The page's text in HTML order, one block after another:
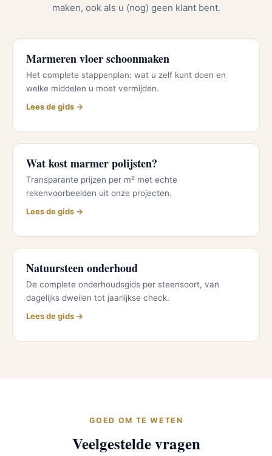
maken, ook als u (nog) geen klant bent.
Marmeren vloer schoonmaken
Het complete stappenplan: wat u zelf kunt doen en
welke middelen u moet vermijden.
Lees de gids →
Wat kost marmer polijsten?
Transparante prijzen per m² met echte
rekenvoorbeelden uit onze projecten.
Lees de gids →
Natuursteen onderhoud
De complete onderhoudsgids per steensoort, van
dagelijks dweilen tot jaarlijkse check.
Lees de gids →
GOED OM TE WETEN
Veelgestelde vragen